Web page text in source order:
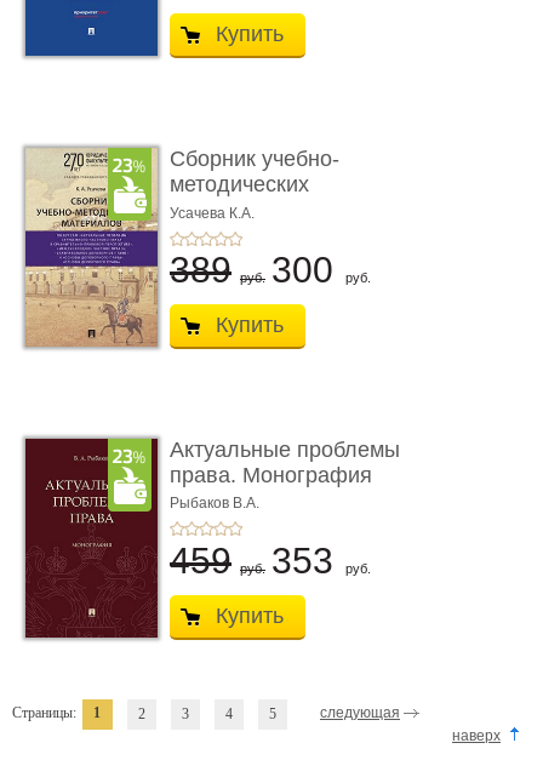
Купить
Сборник учебно-
методических
материалов по кур ...
Усачева К.А.
389 руб. 300 руб.
Купить
Актуальные проблемы
права. Монография
Рыбаков В.А.
459 руб. 353 руб.
Купить
Страницы: 1 2 3 4 5
следующая
наверх